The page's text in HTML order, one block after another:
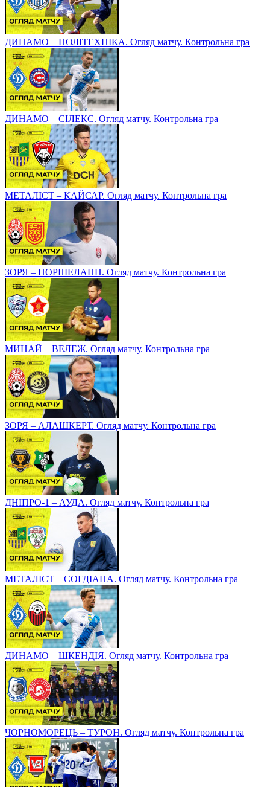
ДИНАМО – ПОЛІТЕХНІКА. Огляд матчу. Контрольна гра
ДИНАМО – СІЛЕКС. Огляд матчу. Контрольна гра
МЕТАЛІСТ – КАЙСАР. Огляд матчу. Контрольна гра
ЗОРЯ – НОРШЕЛАНН. Огляд матчу. Контрольна гра
МИНАЙ – ВЕЛЕЖ. Огляд матчу. Контрольна гра
ЗОРЯ – АЛАШКЕРТ. Огляд матчу. Контрольна гра
ДНІПРО-1 – АУДА. Огляд матчу. Контрольна гра
МЕТАЛІСТ – СОГДІАНА. Огляд матчу. Контрольна гра
ДИНАМО – ШКЕНДІЯ. Огляд матчу. Контрольна гра
ЧОРНОМОРЕЦЬ – ТУРОН. Огляд матчу. Контрольна гра